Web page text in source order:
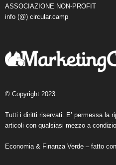
ASSOCIAZIONE NON-PROFIT
info (@) circular.camp
© Copyright 2023
Tutti i diritti riservati. E’ permessa la
articoli con qualsiasi mezzo a
Economia & Finanza Verde – fatto